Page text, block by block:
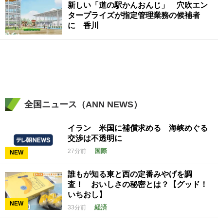
新しい「道の駅かんおんじ」 穴吹エン
タープライズが指定管理業務の候補者
に 香川
全国ニュース（ANN NEWS）
NEW
イラン 米国に補償求める 海峡めぐる
交渉は不透明に
27分前 国際
NEW
誰もが知る東と西の定番みやげを調
査！ おいしさの秘密とは？【グッド！
いちおし】
33分前 経済